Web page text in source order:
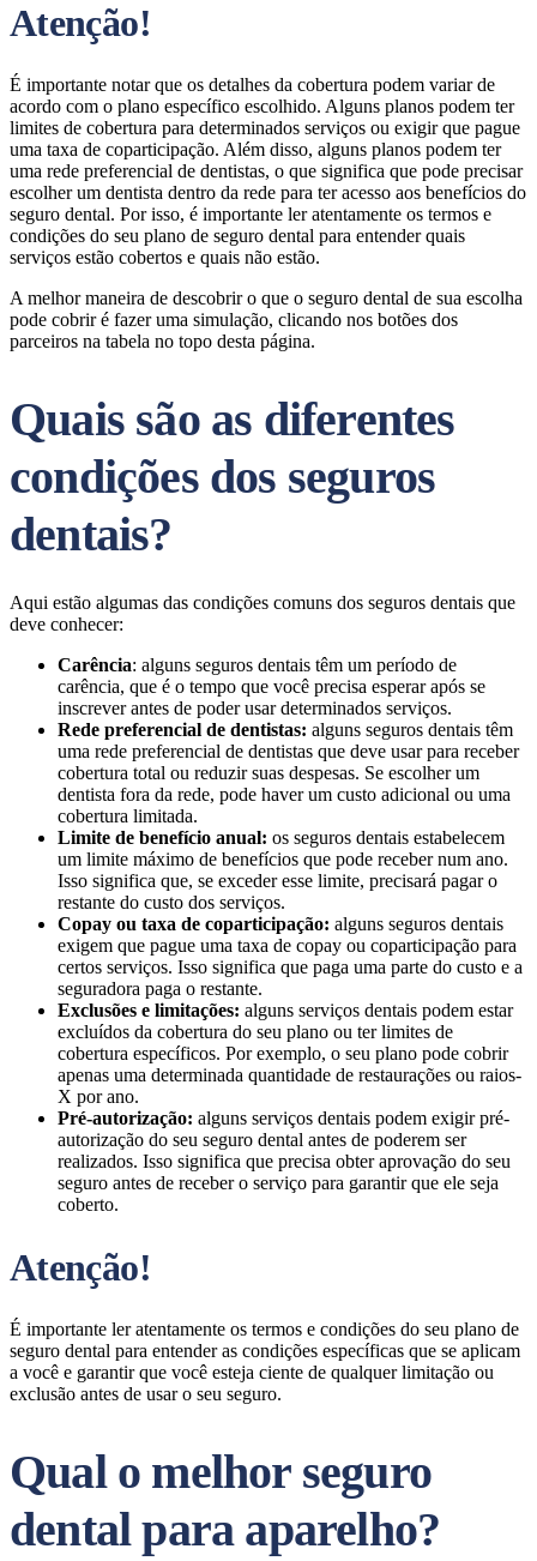
Atenção!
É importante notar que os detalhes da cobertura podem variar de
acordo com o plano específico escolhido. Alguns planos podem ter
limites de cobertura para determinados serviços ou exigir que pague
uma taxa de coparticipação. Além disso, alguns planos podem ter
uma rede preferencial de dentistas, o que significa que pode precisar
escolher um dentista dentro da rede para ter acesso aos benefícios do
seguro dental. Por isso, é importante ler atentamente os termos e
condições do seu plano de seguro dental para entender quais
serviços estão cobertos e quais não estão.
A melhor maneira de descobrir o que o seguro dental de sua escolha
pode cobrir é fazer uma simulação, clicando nos botões dos
parceiros na tabela no topo desta página.
Quais são as diferentes
condições dos seguros
dentais?
Aqui estão algumas das condições comuns dos seguros dentais que
deve conhecer:
Carência: alguns seguros dentais têm um período de
carência, que é o tempo que você precisa esperar após se
inscrever antes de poder usar determinados serviços.
Rede preferencial de dentistas: alguns seguros dentais têm
uma rede preferencial de dentistas que deve usar para receber
cobertura total ou reduzir suas despesas. Se escolher um
dentista fora da rede, pode haver um custo adicional ou uma
cobertura limitada.
Limite de benefício anual: os seguros dentais estabelecem
um limite máximo de benefícios que pode receber num ano.
Isso significa que, se exceder esse limite, precisará pagar o
restante do custo dos serviços.
Copay ou taxa de coparticipação: alguns seguros dentais
exigem que pague uma taxa de copay ou coparticipação para
certos serviços. Isso significa que paga uma parte do custo e a
seguradora paga o restante.
Exclusões e limitações: alguns serviços dentais podem estar
excluídos da cobertura do seu plano ou ter limites de
cobertura específicos. Por exemplo, o seu plano pode cobrir
apenas uma determinada quantidade de restaurações ou raios-
X por ano.
Pré-autorização: alguns serviços dentais podem exigir pré-
autorização do seu seguro dental antes de poderem ser
realizados. Isso significa que precisa obter aprovação do seu
seguro antes de receber o serviço para garantir que ele seja
coberto.
Atenção!
É importante ler atentamente os termos e condições do seu plano de
seguro dental para entender as condições específicas que se aplicam
a você e garantir que você esteja ciente de qualquer limitação ou
exclusão antes de usar o seu seguro.
Qual o melhor seguro
dental para aparelho?